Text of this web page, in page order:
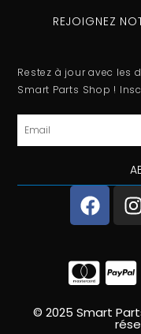
REJOIGNEZ
Restez à jour avec les
Smart Parts Shop !
Email
F
a
c
e
b
o
o
I
t
r
© 2025 Smart